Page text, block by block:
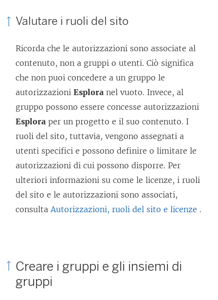
Valutare i ruoli del sito
Ricorda che le autorizzazioni sono associate al
contenuto, non a gruppi o utenti. Ciò significa
che non puoi concedere a un gruppo le
autorizzazioni Esplora nel vuoto. Invece, al
gruppo possono essere concesse autorizzazioni
Esplora per un progetto e il suo contenuto. I
ruoli del sito, tuttavia, vengono assegnati a
utenti specifici e possono definire o limitare le
autorizzazioni di cui possono disporre. Per
ulteriori informazioni su come le licenze, i ruoli
del sito e le autorizzazioni sono associati,
consultaAutorizzazioni, ruoli del sito e licenze .
Creare i gruppi e gli insiemi di
gruppi